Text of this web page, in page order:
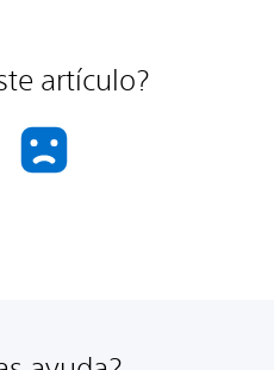
artículo?